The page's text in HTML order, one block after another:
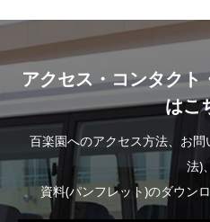
アクセス・コンタクト
はこ
百楽園へのアクセス方法、お
法)、
資料(パンフレット)のダウン